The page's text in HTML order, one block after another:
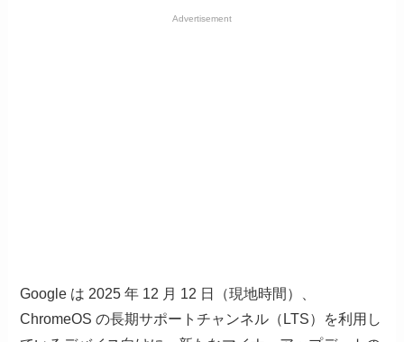
Advertisement
Google は 2025 年 12 月 12 日（現地時間）、
ChromeOS の長期サポートチャンネル（LTS）を利用し